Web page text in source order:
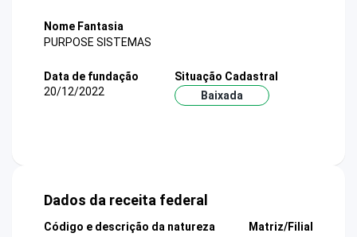
Nome Fantasia
PURPOSE SISTEMAS
Data de fundação
20/12/2022
Situação Cadastral
Baixada
Dados da receita federal
Código e descrição da natureza
Matriz/Filial